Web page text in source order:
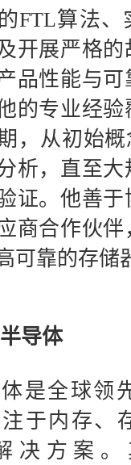
FTL算法、
开展严格的
品性能与可
的专业经验
，从初始
析，直至大
证。他善于
商合作伙
可靠的存储
导体
是全球领
于内存、
决方案。